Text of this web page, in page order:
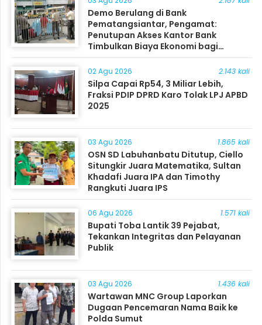
Demo Berulang di Bank
Pematangsiantar, Pengamat:
Penutupan Akses Kantor Bank
Timbulkan Biaya Ekonomi bagi
Masyarakat
02 Agu 2026 2.143 kali
Silpa Capai Rp54, 3 Miliar Lebih,
Fraksi PDIP DPRD Karo Tolak LPJ APBD
2025
03 Agu 2026 1.865 kali
OSN SD Labuhanbatu Ditutup, Ciello
Situngkir Juara Matematika, Sultan
Khadafi Juara IPA dan Timothy
Rangkuti Juara IPS
06 Agu 2026 1.571 kali
Bupati Toba Lantik 39 Pejabat,
Tekankan Integritas dan Pelayanan
Publik
03 Agu 2026 1.436 kali
Wartawan MNC Group Laporkan
Dugaan Pencemaran Nama Baik ke
Polda Sumut